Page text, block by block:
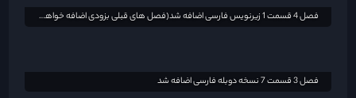
فصل اول قسمت 4 زیرنویس اضافه شد
فصل 1 قسمت دوبله فارسی قسمت 9 و 10 (پایان فصل) اضافه شد